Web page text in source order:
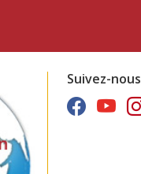
Suivez-nous